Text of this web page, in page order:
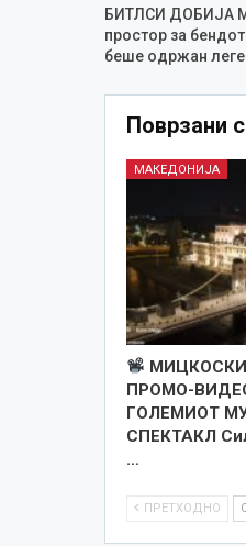
БИТЛСИ ДОБИЈА
простор за
беше одржан
Поврзани
МАКЕДОНИЈА
ПРОМО-
ГОЛЕМИОТ
СПЕКТАКЛ
…
ПРЕТХОДНО